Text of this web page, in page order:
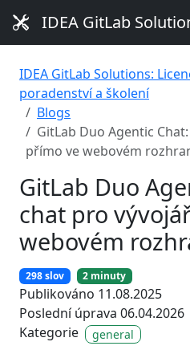
IDEA GitLab
IDEA GitLab Solutions:
poradenství a školení
Blogs
GitLab Duo Agentic
přímo ve webovém
GitLab Duo
chat pro
webovém
298 slov 2 minuty
Publikováno 11.08.2025
Poslední úprava 06.04.2026
Kategorie
general